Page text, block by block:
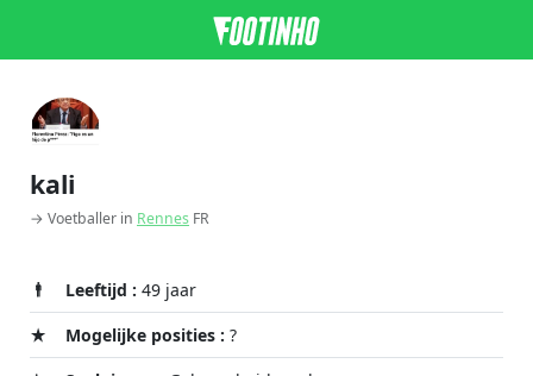
kali
→ Voetballer in Rennes FR
Leeftijd : 49 jaar
Mogelijke posities : ?